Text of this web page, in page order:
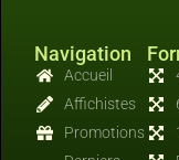
Navigation
Accueil
Affichistes
Promotions